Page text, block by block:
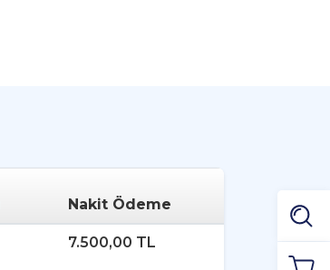
Nakit Ödeme
7.500,00 TL